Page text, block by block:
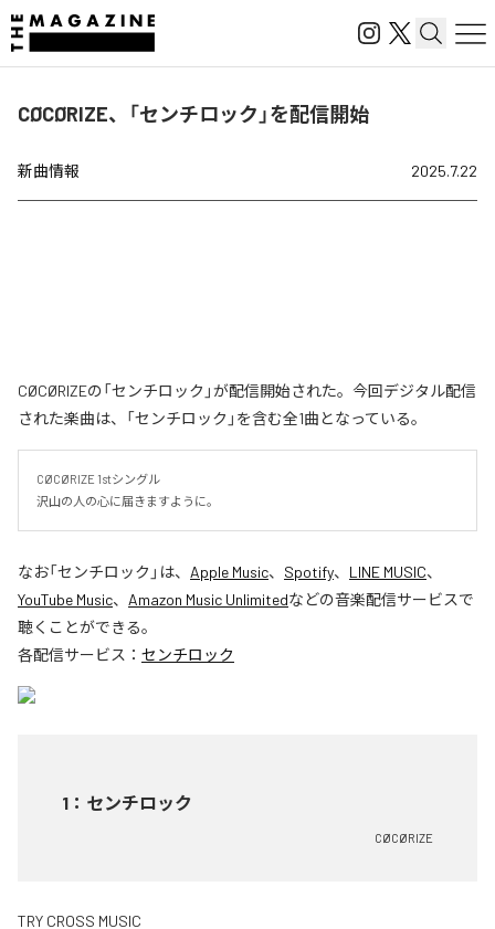
CØCØRIZE、「センチロック」を配信開始
新曲情報 2025.7.22
CØCØRIZEの「センチロック」が配信開始された。今回デジタル配信
された楽曲は、「センチロック」を含む全1曲となっている。
CØCØRIZE 1stシングル
沢山の人の心に届きますように。
なお「センチロック 」は、 Apple Music、 Spotify、 LINE MUSIC、
YouTube Music、 Amazon Music Unlimitedなどの音楽配信サービスで
聴くことができる。
各配信サービス： センチロック
1 ： センチロック
CØCØRIZE
TRY CROSS MUSIC